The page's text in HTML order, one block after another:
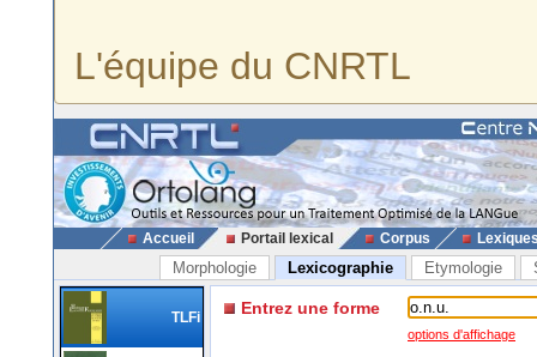
L'équipe du CNRTL
Accueil Portail lexical Corpus
Morphologie Lexicographie Etymologie
TLFi Entrez une forme
options d'affichage